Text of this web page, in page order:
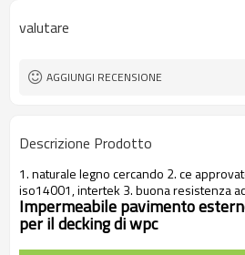
valutare
AGGIUNGI RECENSIONE
Descrizione Prodotto
1. naturale legno cercando 2. ce
iso14001, intertek 3. buona resistenza
Impermeabile pavimento
per il decking di wpc